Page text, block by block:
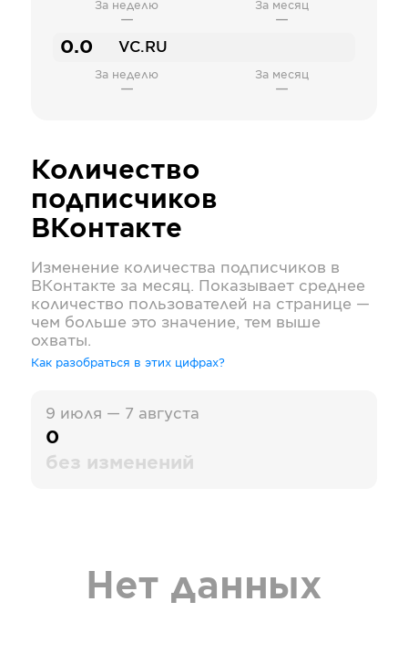
За неделю
—
За месяц
—
0.0 VC.RU
За неделю
—
За месяц
—
Количество
подписчиков
ВКонтакте
Изменение количества подписчиков в
ВКонтакте за месяц. Показывает среднее
количество пользователей на странице —
чем больше это значение, тем выше
охваты.
Как разобраться в этих цифрах?
9 июля — 7 августа
0
без изменений
Нет данных